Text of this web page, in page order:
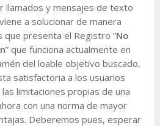
llamados y mensajes de texto
a solucionar de manera
que presenta el Registro “No
” que funciona actualmente en
del loable objetivo buscado,
satisfactoria a los usuarios
limitaciones propias de una
con una norma de mayor
Deberemos pues, esperar